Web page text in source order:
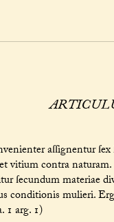
aſſignentur
vitium contra
ſecundum materiae
conditionis mulieri.
1 arg. 1)